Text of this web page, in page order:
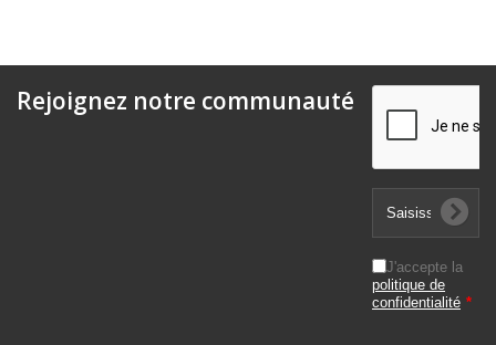
Rejoignez notre communauté
J'accepte la
politique de
confidentialité *